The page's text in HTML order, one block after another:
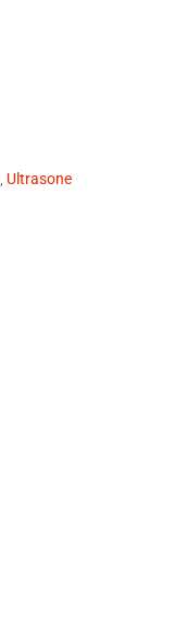
, Ultrasone